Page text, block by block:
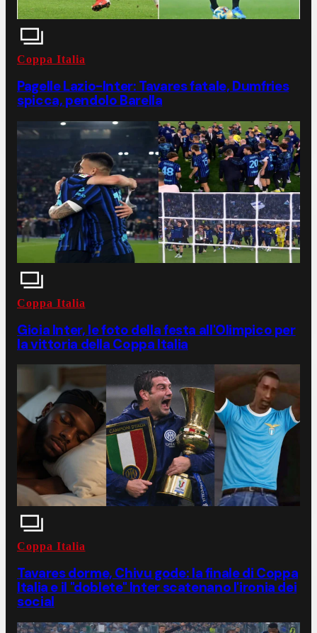
Coppa Italia
Pagelle Lazio-Inter: Tavares fatale, Dumfries
spicca, pendolo Barella
Coppa Italia
Gioia Inter, le foto della festa all'Olimpico per
la vittoria della Coppa Italia
Coppa Italia
Tavares dorme, Chivu gode: la finale di Coppa
Italia e il "doblete" Inter scatenano l'ironia dei
social